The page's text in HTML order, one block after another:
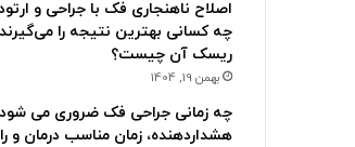
اصلاح ناهنجاری فک با جراحی و
چه کسانی بهترین نتیجه را
ریسک آن چیست؟
بهمن 19, 1404
چه زمانی جراحی فک ضروری می
هشداردهنده، زمان مناسب درمان و